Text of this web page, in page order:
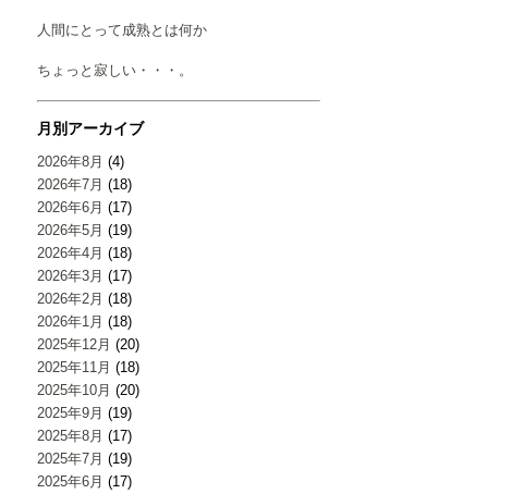
人間にとって成熟とは何か
ちょっと寂しい・・・。
月別アーカイブ
2026年8月 (4)
2026年7月 (18)
2026年6月 (17)
2026年5月 (19)
2026年4月 (18)
2026年3月 (17)
2026年2月 (18)
2026年1月 (18)
2025年12月 (20)
2025年11月 (18)
2025年10月 (20)
2025年9月 (19)
2025年8月 (17)
2025年7月 (19)
2025年6月 (17)